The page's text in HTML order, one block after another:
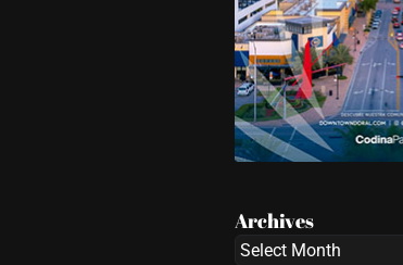
Archives
Archives